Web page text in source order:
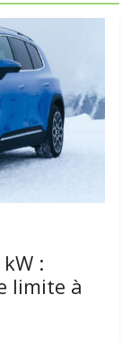
:
limite à